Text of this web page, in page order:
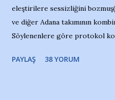
eleştirilere sessizliğini
ve diğer Adana takımının
Söylenenlere göre protokol
ki kombineyi Bekir Başkan'dan
PAYLAŞ 38 YORUM